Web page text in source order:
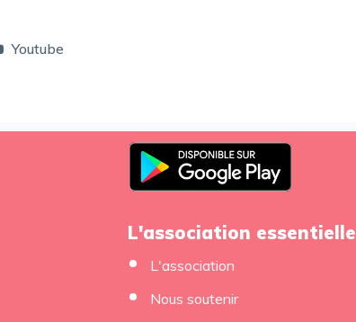
Youtube
L'association essentielle
L'association
Nous soutenir